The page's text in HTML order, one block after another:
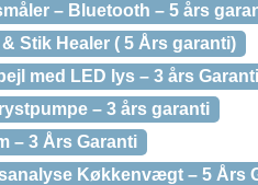
– Bluetooth – 5 års
Stik Healer ( 5 Års garanti)
med LED lys – 3 års Garanti
– 3 års garanti
– 3 Års Garanti
Køkkenvægt – 5 Års